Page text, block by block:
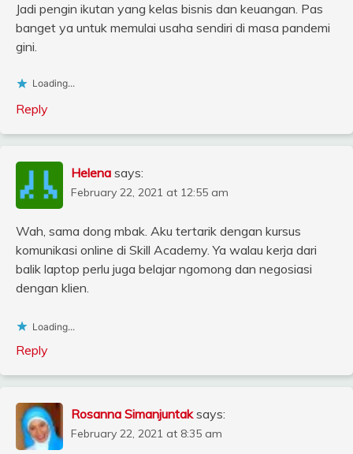
Jadi pengin ikutan yang kelas bisnis dan keuangan. Pas
banget ya untuk memulai usaha sendiri di masa pandemi
gini.
Loading...
Reply
Helena says:
February 22, 2021 at 12:55 am
Wah, sama dong mbak. Aku tertarik dengan kursus
komunikasi online di Skill Academy. Ya walau kerja dari
balik laptop perlu juga belajar ngomong dan negosiasi
dengan klien.
Loading...
Reply
Rosanna Simanjuntak says:
February 22, 2021 at 8:35 am